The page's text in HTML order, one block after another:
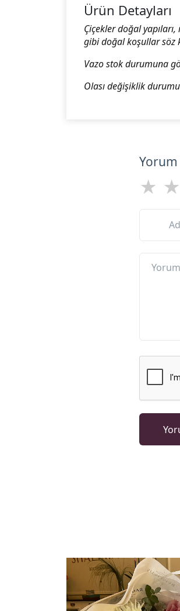
Ürün Detayları
Çiçekler doğal
gibi doğal koşullar söz
Vazo stok durumuna
Olası değişiklik
Yorum